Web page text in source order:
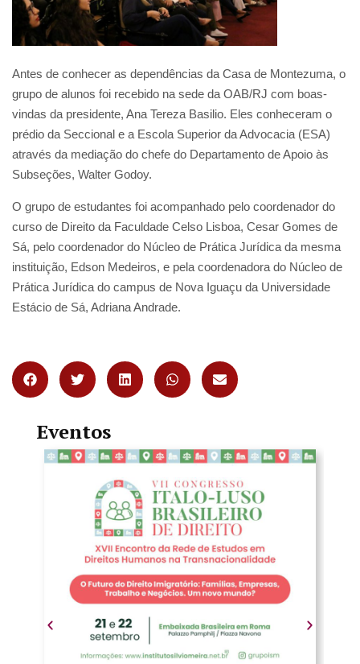
Antes de conhecer as dependências da Casa de Montezuma, o
grupo de alunos foi recebido na sede da OAB/RJ com boas-
vindas da presidente, Ana Tereza Basilio. Eles conheceram o
prédio da Seccional e a Escola Superior da Advocacia (ESA)
através da mediação do chefe do Departamento de Apoio às
Subseções, Walter Godoy.
O grupo de estudantes foi acompanhado pelo coordenador do
curso de Direito da Faculdade Celso Lisboa, Cesar Gomes de
Sá, pelo coordenador do Núcleo de Prática Jurídica da mesma
instituição, Edson Medeiros, e pela coordenadora do Núcleo de
Prática Jurídica do campus de Nova Iguaçu da Universidade
Estácio de Sá, Adriana Andrade.
Eventos